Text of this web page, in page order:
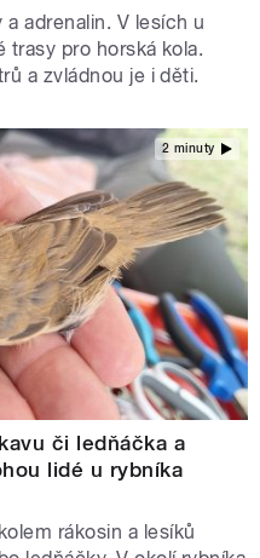
adrenalin. V lesích u
trasy pro horská kola.
a zvládnou je i děti.
2 minuty
či ledňáčka a
lidé u rybníka
rákosin a lesíků